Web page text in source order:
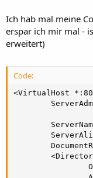
Ich hab mal meine
erspar ich mir mal -
erweitert)
Code:
<VirtualHost